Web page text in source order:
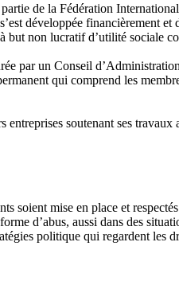
de la Fédération
développée financièrement
but non lucratif d’utilité sociale
par un Conseil
qui comprend les
soutenant ses
soient mise en place et
d’abus, aussi dans des
politique qui regardent les